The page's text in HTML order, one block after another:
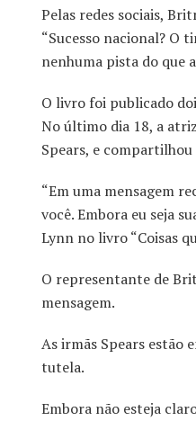
Pelas redes sociais,
“Sucesso nacional? O
nenhuma pista do que
O livro foi publicado
No último dia 18, a
Spears, e
“Em uma mensagem
você. Embora eu seja
Lynn no livro “Coisas
O representante de
mensagem.
As irmãs Spears estão
tutela.
Embora não esteja